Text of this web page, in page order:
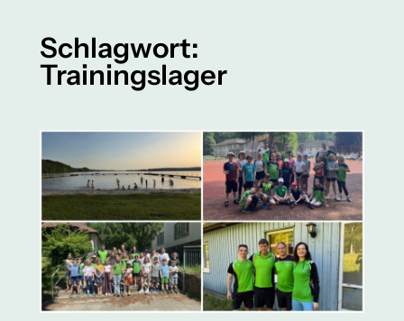
Schlagwort:
Trainingslager